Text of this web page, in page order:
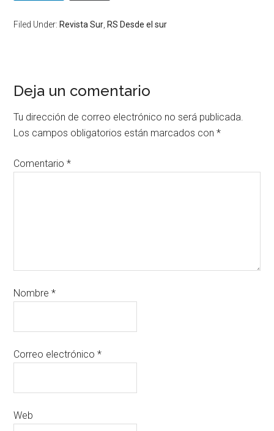
Filed Under: Revista Sur RS Desde el sur
Deja un comentario
Tu dirección de correo electrónico no será publicada.
Los campos obligatorios están marcados con*
Comentario*
Nombre*
Correo electrónico*
Web